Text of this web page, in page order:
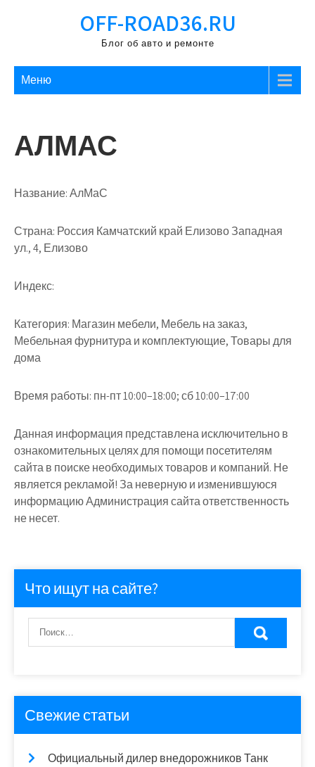
OFF-ROAD36.RU
Блог об авто и ремонте
Меню
АЛМАС
Название:АлМаС
Страна: Россия Камчатский край Елизово Западная
ул., 4, Елизово
Индекс:
Категория: Магазин мебели, Мебель на заказ,
Мебельная фурнитура и комплектующие, Товары для
дома
Время работы: пн-пт 10:00–18:00; сб 10:00–17:00
Данная информация представлена исключительно в
ознакомительных целях для помощи посетителям
сайта в поиске необходимых товаров и компаний. Не
является рекламой! За неверную и изменившуюся
информацию Администрация сайта ответственность
не несет.
Что ищут на сайте?
Свежие статьи
Официальный дилер внедорожников Танк